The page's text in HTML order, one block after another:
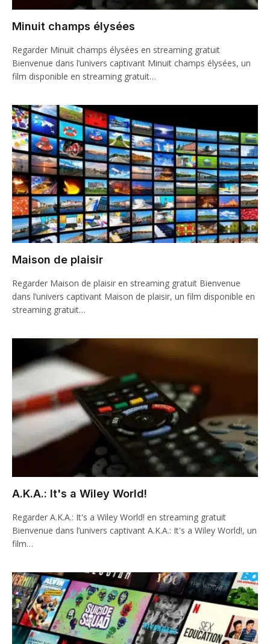
Minuit champs élysées
Regarder Minuit champs élysées en streaming gratuit
Bienvenue dans l’univers captivant Minuit champs élysées, un
film disponible en streaming gratuit…
Maison de plaisir
Regarder Maison de plaisir en streaming gratuit Bienvenue
dans l’univers captivant Maison de plaisir, un film disponible en
streaming gratuit…
A.K.A.: It's a Wiley World!
Regarder A.K.A.: It's a Wiley World! en streaming gratuit
Bienvenue dans l’univers captivant A.K.A.: It's a Wiley World!, un
film…